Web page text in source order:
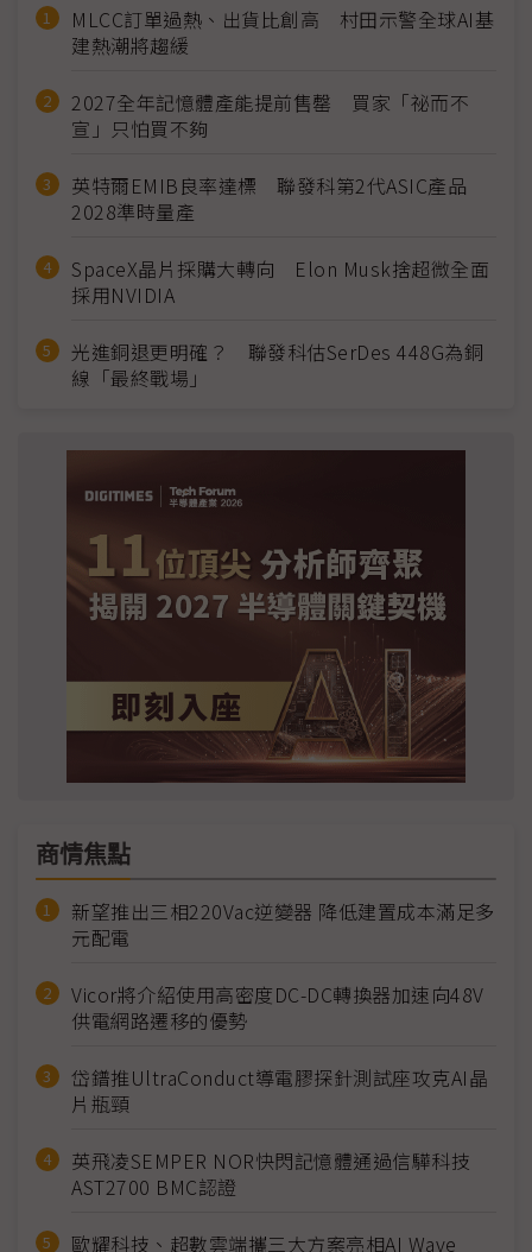
MLCC訂單過熱、出貨比創高 村田示警全球AI基
建熱潮將趨緩
2027全年記憶體產能提前售罄 買家「祕而不
宣」只怕買不夠
英特爾EMIB良率達標 聯發科第2代ASIC產品
2028準時量產
SpaceX晶片採購大轉向 Elon Musk捨超微全面
採用NVIDIA
光進銅退更明確？ 聯發科估SerDes 448G為銅
線「最終戰場」
商情焦點
新望推出三相220Vac逆變器 降低建置成本滿足多
元配電
Vicor將介紹使用高密度DC-DC轉換器加速向48V
供電網路遷移的優勢
岱鐠推UltraConduct導電膠探針測試座攻克AI晶
片瓶頸
英飛凌SEMPER NOR快閃記憶體通過信驊科技
AST2700 BMC認證
歐耀科技、超數雲端攜三大方案亮相AI Wave